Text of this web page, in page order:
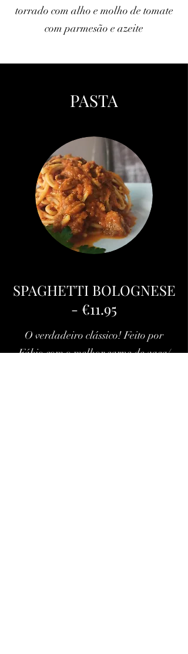
torrado com alho e molho de tomate
com parmesão e azeite
PASTA
SPAGHETTI BOLOGNESE
- €11.95
O verdadeiro clássico! Feito por
Fábio com o melhor carne de vaca/